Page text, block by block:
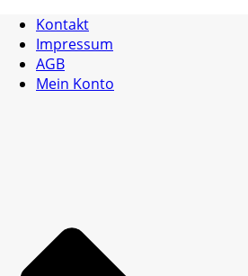
Kontakt
Impressum
AGB
Mein Konto